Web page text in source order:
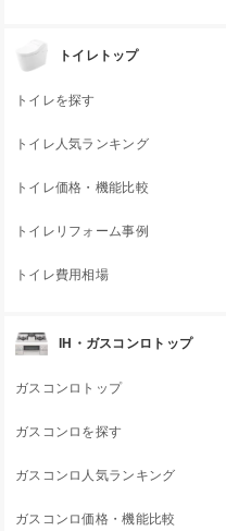
トイレトップ
トイレを探す
トイレ人気ランキング
トイレ価格・機能比較
トイレリフォーム事例
トイレ費用相場
IH・ガスコンロトップ
ガスコンロトップ
ガスコンロを探す
ガスコンロ人気ランキング
ガスコンロ価格・機能比較